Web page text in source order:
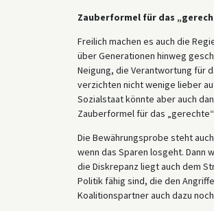
Zauberformel für das
Freilich machen es auch die
über Generationen hinweg
Neigung, die Verantwortung für
verzichten nicht wenige lieber
Sozialstaat könnte aber auch
Zauberformel für das
Die Bewährungsprobe steht
wenn das Sparen losgeht. Dann
die Diskrepanz liegt auch dem
Politik fähig sind, die den
Koalitionspartner auch dazu